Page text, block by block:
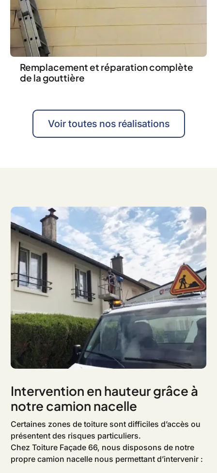
Remplacement et réparation complète
de la gouttière
Voir toutes nos réalisations
Intervention en hauteur grâce à
notre camion nacelle
Certaines zones de toiture sont difficiles d’accès ou
présentent des risques particuliers.
Chez Toiture Façade 66, nous disposons de notre
propre camion nacelle nous permettant d’intervenir :